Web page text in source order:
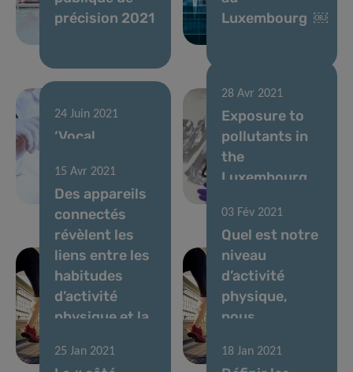
précision 2021
Luxembourg ￼
24 Juin 2021
‘Vocal
monitor
health
28 Avr 2021
Exposure to
pollutants in
the
Luxembourg
15 Avr 2021
Des appareils
connectés
révèlent les
liens entre les
habitudes
d’activité
physique et la
poids
03 Fév 2021
Quel est notre
niveau
d’activité
physique,
nous
?
25 Jan 2021 18 Jan 2021